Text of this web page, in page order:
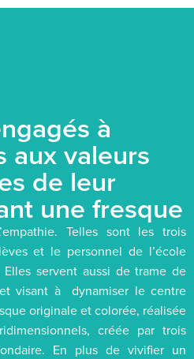
à
aux valeurs
de leur
une fresque
Telles sont les trois
et le personnel de l’école
Elles servent aussi de trame de
visant à dynamiser le centre
originale et colorée, réalisée
créée par trois
En plus de vivifier un